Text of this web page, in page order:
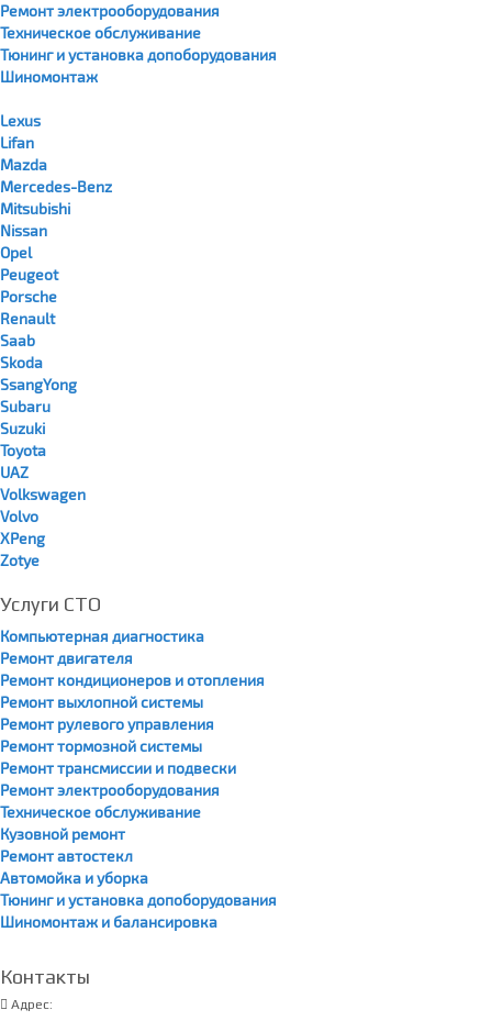
Ремонт электрооборудования
Техническое обслуживание
Тюнинг и установка допоборудования
Шиномонтаж
Lexus
Lifan
Mazda
Mercedes-Benz
Mitsubishi
Nissan
Opel
Peugeot
Porsche
Renault
Saab
Skoda
SsangYong
Subaru
Suzuki
Toyota
UAZ
Volkswagen
Volvo
XPeng
Zotye
Услуги СТО
Компьютерная диагностика
Ремонт двигателя
Ремонт кондиционеров и отопления
Ремонт выхлопной системы
Ремонт рулевого управления
Ремонт тормозной системы
Ремонт трансмиссии и подвески
Ремонт электрооборудования
Техническое обслуживание
Кузовной ремонт
Ремонт автостекл
Автомойка и уборка
Тюнинг и установка допоборудования
Шиномонтаж и балансировка
Контакты
Адрес: